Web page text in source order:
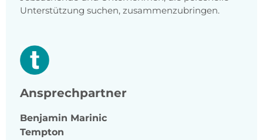
Unterstützung suchen, zusammenzubringen.
Ansprechpartner
Benjamin Marinic
Tempton